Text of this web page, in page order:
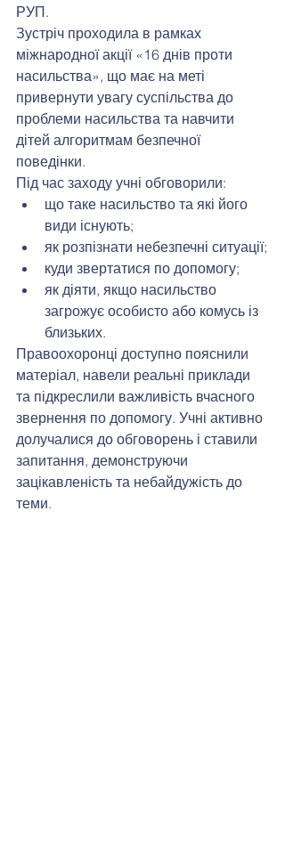
РУП.
Зустріч проходила в рамках
міжнародної акції «16 днів проти
насильства», що має на меті
привернути увагу суспільства до
проблеми насильства та навчити
дітей алгоритмам безпечної
поведінки.
Під час заходу учні обговорили:
що таке насильство та які його
види існують;
як розпізнати небезпечні ситуації;
куди звертатися по допомогу;
як діяти, якщо насильство
загрожує особисто або комусь із
близьких.
Правоохоронці доступно пояснили
матеріал, навели реальні приклади
та підкреслили важливість вчасного
звернення по допомогу. Учні активно
долучалися до обговорень і ставили
запитання, демонструючи
зацікавленість та небайдужість до
теми.